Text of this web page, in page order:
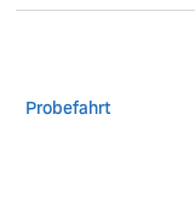
Probefahrt